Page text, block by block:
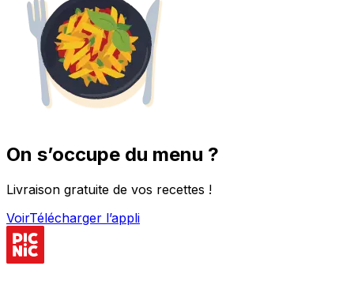
On s’occupe du menu ?
Livraison gratuite de vos recettes !
VoirTélécharger l’appli